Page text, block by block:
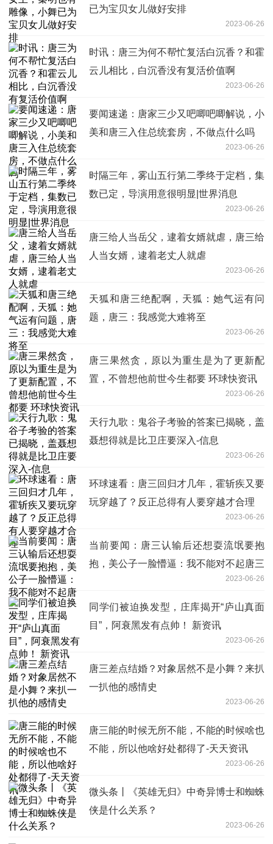
已为宝贝女儿做好安排
2023-06-26
时讯：唐三为何不帮忙复活白沉香？和霍
云儿相比，白沉香没有复活价值啊
2023-06-26
要闻速递：唐家三少又吧唧吧唧解说，小
美和唐三入住总统套房，不做点什么吗
2023-06-26
时隔三年，雾山五行第二季终于定档，集
数已定，导演用意很明显|世界消息
2023-06-26
唐三给人当岳父，逮着女婿就虐，唐三给
人当女婿，逮着老丈人就虐
2023-06-26
天狐和唐三绝配啊，天狐：她气运有问
题，唐三：我感觉大难将至
2023-06-26
唐三果然贪，原以为重生是为了更新配
置，不曾想他前世今生都要 环球快资讯
2023-06-26
天行九歌：鬼谷子考验的答案已揭晓，盖
聂想得就是比卫庄要深入-信息
2023-06-26
环球速看：唐三回归才几年，霍斩疾又要
玩穿越了？反正总得有人要穿越才合理
2023-06-26
当前要闻：唐三认输后还想耍流氓要抱
抱，美公子一脸懵逼：我不能对不起唐三
2023-06-26
同学们被迫换发型，庄库揭开“庐山真面
目”，阿衰黑发有点帅！ 新资讯
2023-06-26
唐三差点结婚？对象居然不是小舞？来扒
一扒他的感情史
2023-06-26
唐三能的时候无所不能，不能的时候啥也
不能，所以他啥好处都得了-天天资讯
2023-06-26
微头条丨《英雄无归》中奇异博士和蜘蛛
侠是什么关系？
2023-06-26